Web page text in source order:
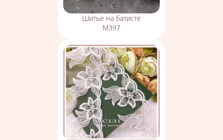
Шитье на батисте
М397